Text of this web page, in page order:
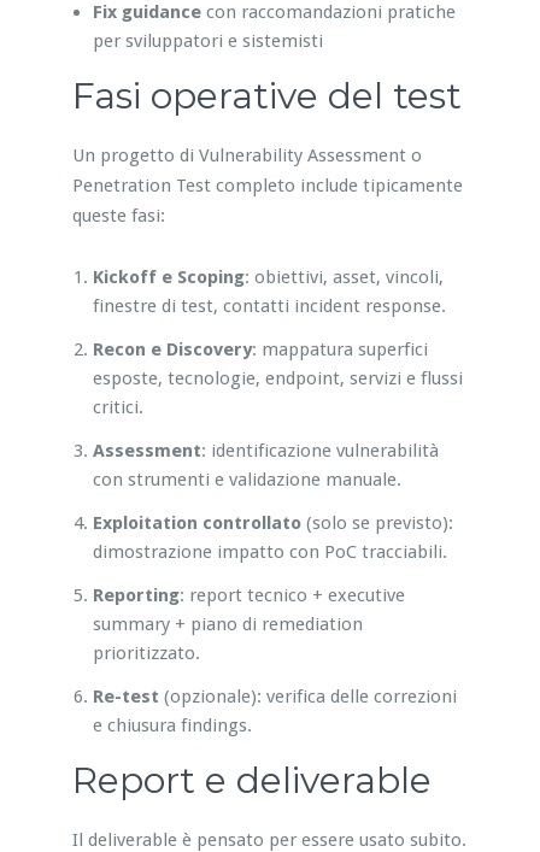
Fix guidancecon raccomandazioni pratiche
per sviluppatori e sistemisti
Fasi operative del test
Un progetto di Vulnerability Assessment o
Penetration Test completo include tipicamente
queste fasi:
Kickoff e Scoping: obiettivi, asset, vincoli,
finestre di test, contatti incident response.
Recon e Discovery: mappatura superfici
esposte, tecnologie, endpoint, servizi e flussi
critici.
Assessment: identificazione vulnerabilità
con strumenti e validazione manuale.
Exploitation controllato(solo se previsto):
dimostrazione impatto con PoC tracciabili.
Reporting: report tecnico + executive
summary + piano di remediation
prioritizzato.
Re-test (opzionale): verifica delle correzioni
e chiusura findings.
Report e deliverable
Il deliverable è pensato per essere usato subito.